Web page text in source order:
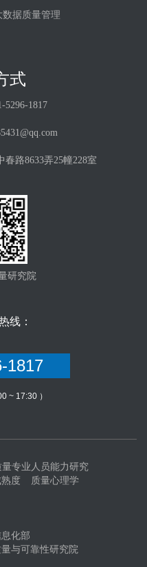
数据质量管理
式
5296-1817
路8633弄25幢228室
研究院
线：
1817
~ 17:30 ）
量专业人员能力研究
度
质量心理学
息化部
与可靠性研究院